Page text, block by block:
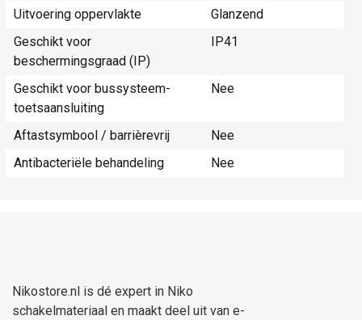
Uitvoering oppervlakte
Glanzend
Geschikt voor
beschermingsgraad (IP)
IP41
Geschikt voor bussysteem-
toetsaansluiting
Nee
Aftastsymbool / barrièrevrij
Nee
Antibacteriële behandeling
Nee
Nikostore.nl is dé expert in Niko
schakelmateriaal en maakt deel uit van e-